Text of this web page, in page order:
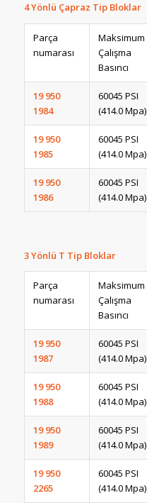
4 Yönlü Çapraz Tip Bloklar
Parça
numarası
Maksimum
Çalışma
Basıncı
19 950
1984
60045 PSI
(414.0 Mpa)
19 950
1985
60045 PSI
(414.0 Mpa)
19 950
1986
60045 PSI
(414.0 Mpa)
3 Yönlü T Tip Bloklar
Parça
numarası
Maksimum
Çalışma
Basıncı
19 950
1987
60045 PSI
(414.0 Mpa)
19 950
1988
60045 PSI
(414.0 Mpa)
19 950
1989
60045 PSI
(414.0 Mpa)
19 950
2265
60045 PSI
(414.0 Mpa)